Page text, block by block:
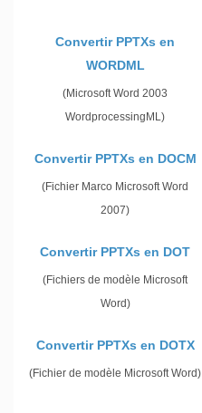
Convertir PPTXs en
WORDML
(Microsoft Word 2003
WordprocessingML)
Convertir PPTXs en DOCM
(Fichier Marco Microsoft Word
2007)
Convertir PPTXs en DOT
(Fichiers de modèle Microsoft
Word)
Convertir PPTXs en DOTX
(Fichier de modèle Microsoft Word)